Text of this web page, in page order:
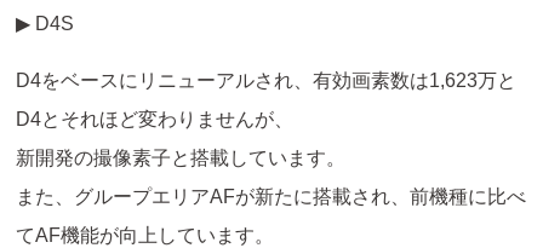
▶ D4S
D4をベースにリニューアルされ、有効画素数は1,623万と
D4とそれほど変わりませんが、
新開発の撮像素子と搭載しています。
また、グループエリアAFが新たに搭載され、前機種に比べ
てAF機能が向上しています。